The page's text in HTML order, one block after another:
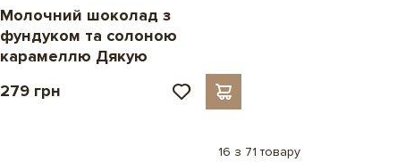
Молочний шоколад з
фундуком та солоною
карамеллю Дякую
279 грн
16 з 71 товару